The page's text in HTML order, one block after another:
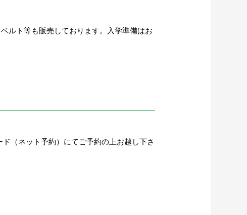
ルト等も販売しております。入学準備はお
（ネット予約）にてご予約の上お越し下さ